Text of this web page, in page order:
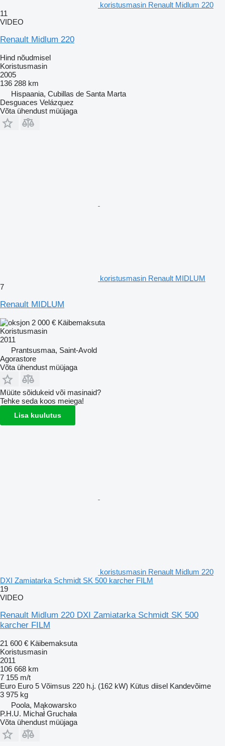
koristusmasin Renault Midlum 220
11
VIDEO
Renault Midlum 220
Hind nõudmisel
Koristusmasin
2005
136 288 km
Hispaania, Cubillas de Santa Marta
Desguaces Velázquez
Võta ühendust müüjaga
koristusmasin Renault MIDLUM
7
Renault MIDLUM
2 000 € Käibemaksuta
Koristusmasin
2011
Prantsusmaa, Saint-Avold
Agorastore
Võta ühendust müüjaga
Müüte sõidukeid või masinaid?
Tehke seda koos meiega!
Lisa kuulutus
koristusmasin Renault Midlum 220
DXI Zamiatarka Schmidt SK 500 karcher FILM
19
VIDEO
Renault Midlum 220 DXI Zamiatarka Schmidt SK 500
karcher FILM
21 600 € Käibemaksuta
Koristusmasin
2011
106 668 km
7 155 m/t
Euro Euro 5 Võimsus 220 h.j. (162 kW) Kütus diisel Kandevõime
3 975 kg
Poola, Mąkowarsko
P.H.U. Michał Gruchała
Võta ühendust müüjaga